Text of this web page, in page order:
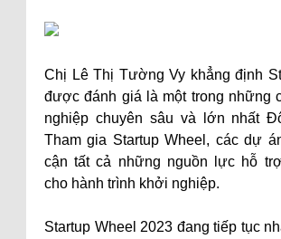
Chị Lê Thị Tường Vy khẳng định
được đánh giá là một trong những
nghiệp chuyên sâu và lớn nhất
Tham gia Startup Wheel, các dự
cận tất cả những nguồn lực hỗ
cho hành trình khởi nghiệp.
Startup Wheel 2023 đang tiếp tục